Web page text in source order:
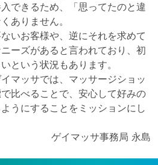
できるため、「思ってたのと違
ありません。
いお客様や、逆にそれを求めて
ーズがあると言われており、初
という状況もあります。
マッサでは、マッサージショッ
比べることで、安心して好みの
うにすることをミッションにし
ゲイマッサ事務局 永島